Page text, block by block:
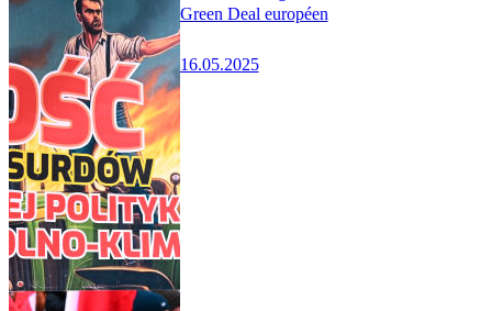
Green Deal européen
16.05.2025